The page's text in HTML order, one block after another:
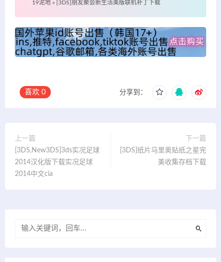
19泥地 » [3DS]朋友聚会新生活美版联机补丁下载
喜欢 0 分享到：
上一篇
[3DS,New3DS]3ds实况足球
2014汉化版下载实况足球
2014中文cia
下一篇
[3DS]纸片马里奥贴纸之星完
美收集存档下载